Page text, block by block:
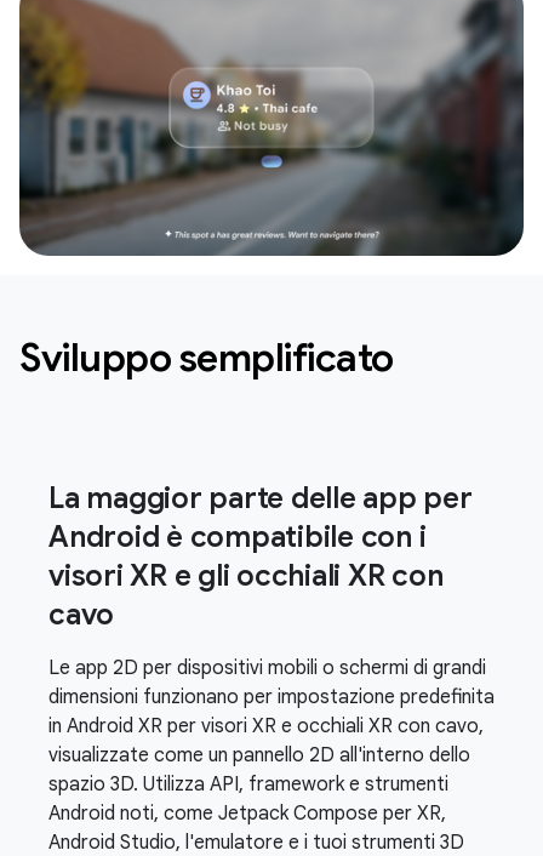
Sviluppo semplificato
La maggior parte delle app per
Android è compatibile con i
visori XR e gli occhiali XR con
cavo
Le app 2D per dispositivi mobili o schermi di grandi
dimensioni funzionano per impostazione predefinita
in Android XR per visori XR e occhiali XR con cavo,
visualizzate come un pannello 2D all'interno dello
spazio 3D. Utilizza API, framework e strumenti
Android noti, come Jetpack Compose per XR,
Android Studio, l'emulatore e i tuoi strumenti 3D